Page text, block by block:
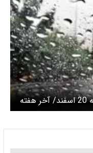
پیش بینی هوای همدان فردا چهارشنبه 20 اسفند/ آخر هفته